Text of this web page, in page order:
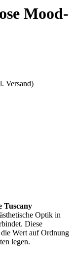
Mood-
Versand)
Tuscany
Optik in
Diese
Wert auf Ordnung
legen.